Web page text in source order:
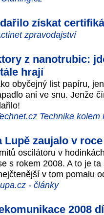
získat
zpravodajství
z nanotrubic:
hrají
obyčejný list papíru,
ani ve snu. Jenže
Technika kolem
Lupě zaujalo v roce
oscilátoru v
s rokem 2008. A to je
v tom pomalu
- články
2008